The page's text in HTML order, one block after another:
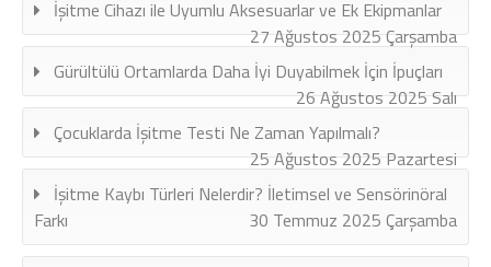
İşitme Cihazı ile Uyumlu Aksesuarlar ve Ek Ekipmanlar
27 Ağustos 2025 Çarşamba
Gürültülü Ortamlarda Daha İyi Duyabilmek İçin İpuçları
26 Ağustos 2025 Salı
Çocuklarda İşitme Testi Ne Zaman Yapılmalı?
25 Ağustos 2025 Pazartesi
İşitme Kaybı Türleri Nelerdir? İletimsel ve Sensörinöral
Farkı
30 Temmuz 2025 Çarşamba